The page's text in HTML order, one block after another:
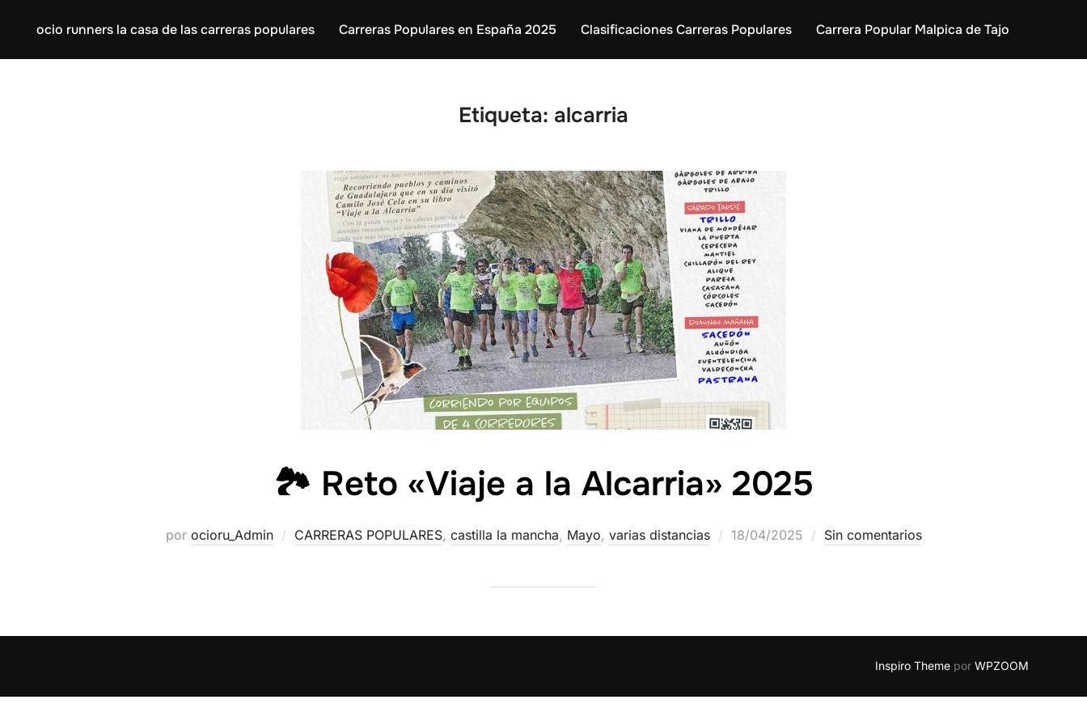
ocio runners la casa de las carreras populares Carreras Populares en España 2025 Clasificaciones Carreras Populares Carrera Popular Malpica de Tajo
Etiqueta: alcarria
🏞️ Reto «Viaje a la Alcarria» 2025
por ocioru_Admin CARRERAS POPULARES, castilla la mancha, Mayo, varias distancias 18/04/2025 Sin comentarios
Inspiro Theme por WPZOOM